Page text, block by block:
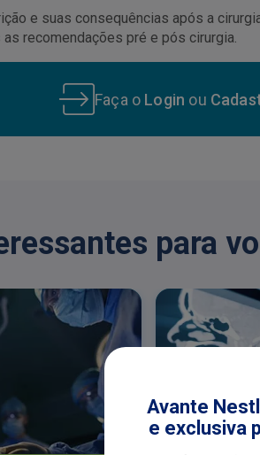
e suas consequências após a
recomendações pré e pós cirurgia.
Faça o Login ou
para
Avante
e exclusiva